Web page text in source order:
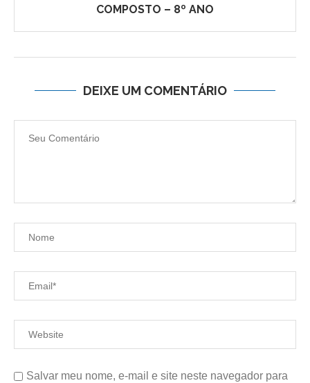
COMPOSTO – 8º ANO
DEIXE UM COMENTÁRIO
Salvar meu nome, e-mail e site neste navegador para